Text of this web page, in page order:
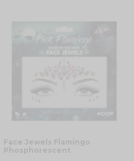
Face Jewels Flamingo
Phosphorescent